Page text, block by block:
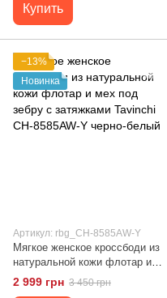
Купить
−13%
Новинка
Артикул: rbg_CH-8585AW-Y
Мягкое женское кроссбоди из
натуральной кожи флотар и
мех под зебру с затяжками
Tavinchi CH-8585AW-Y черно-
2 999 грн 3 450 грн